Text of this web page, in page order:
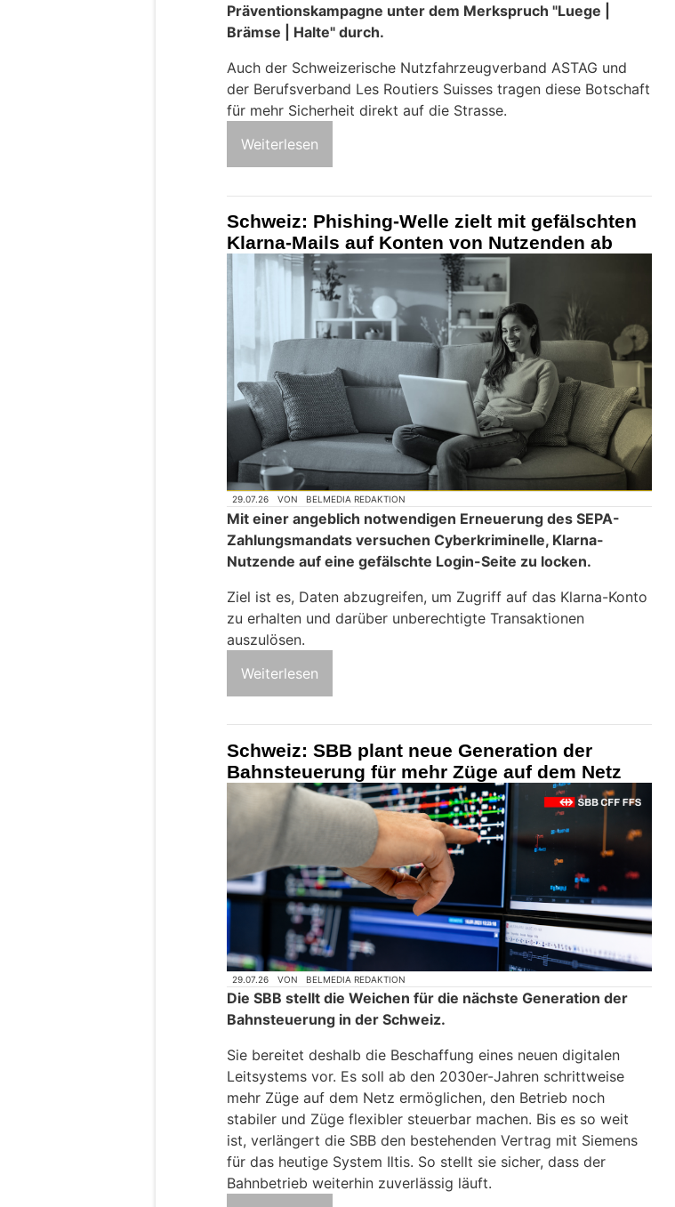
Präventionskampagne unter dem Merkspruch "Luege |
Brämse | Halte" durch.
Auch der Schweizerische Nutzfahrzeugverband ASTAG und
der Berufsverband Les Routiers Suisses tragen diese Botschaft
für mehr Sicherheit direkt auf die Strasse.
Weiterlesen
Schweiz: Phishing-Welle zielt mit gefälschten
Klarna-Mails auf Konten von Nutzenden ab
29.07.26 VON BELMEDIA REDAKTION
Mit einer angeblich notwendigen Erneuerung des SEPA-
Zahlungsmandats versuchen Cyberkriminelle, Klarna-
Nutzende auf eine gefälschte Login-Seite zu locken.
Ziel ist es, Daten abzugreifen, um Zugriff auf das Klarna-Konto
zu erhalten und darüber unberechtigte Transaktionen
auszulösen.
Weiterlesen
Schweiz: SBB plant neue Generation der
Bahnsteuerung für mehr Züge auf dem Netz
29.07.26 VON BELMEDIA REDAKTION
Die SBB stellt die Weichen für die nächste Generation der
Bahnsteuerung in der Schweiz.
Sie bereitet deshalb die Beschaffung eines neuen digitalen
Leitsystems vor. Es soll ab den 2030er-Jahren schrittweise
mehr Züge auf dem Netz ermöglichen, den Betrieb noch
stabiler und Züge flexibler steuerbar machen. Bis es so weit
ist, verlängert die SBB den bestehenden Vertrag mit Siemens
für das heutige System Iltis. So stellt sie sicher, dass der
Bahnbetrieb weiterhin zuverlässig läuft.